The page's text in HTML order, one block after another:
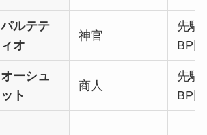
パルテテ
ィオ
神官
先駆
BP
オーシュ
ット
商人
先駆
BP